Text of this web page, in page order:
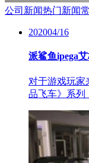
公司新闻热门新闻
202004/16
派鲨鱼ipega
对于游戏玩家
品飞车》系列